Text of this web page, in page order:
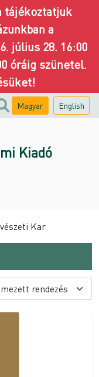
tájékoztatjuk
a
július 28. 16:00
óráig szünetel.
Magyar English
Kiadó
Kar